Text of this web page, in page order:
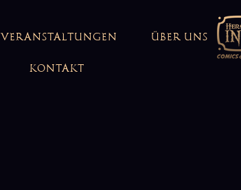
VERANSTALTUNGEN ÜBER UNS
KONTAKT